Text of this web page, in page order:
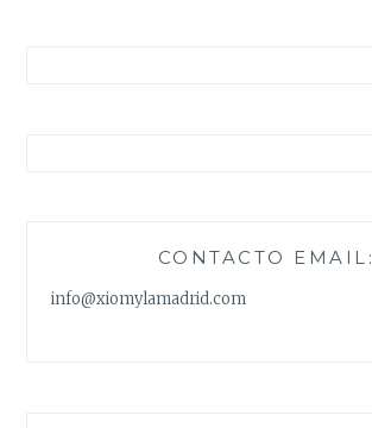
CONTACTO EMAIL:
info@xiomylamadrid.com